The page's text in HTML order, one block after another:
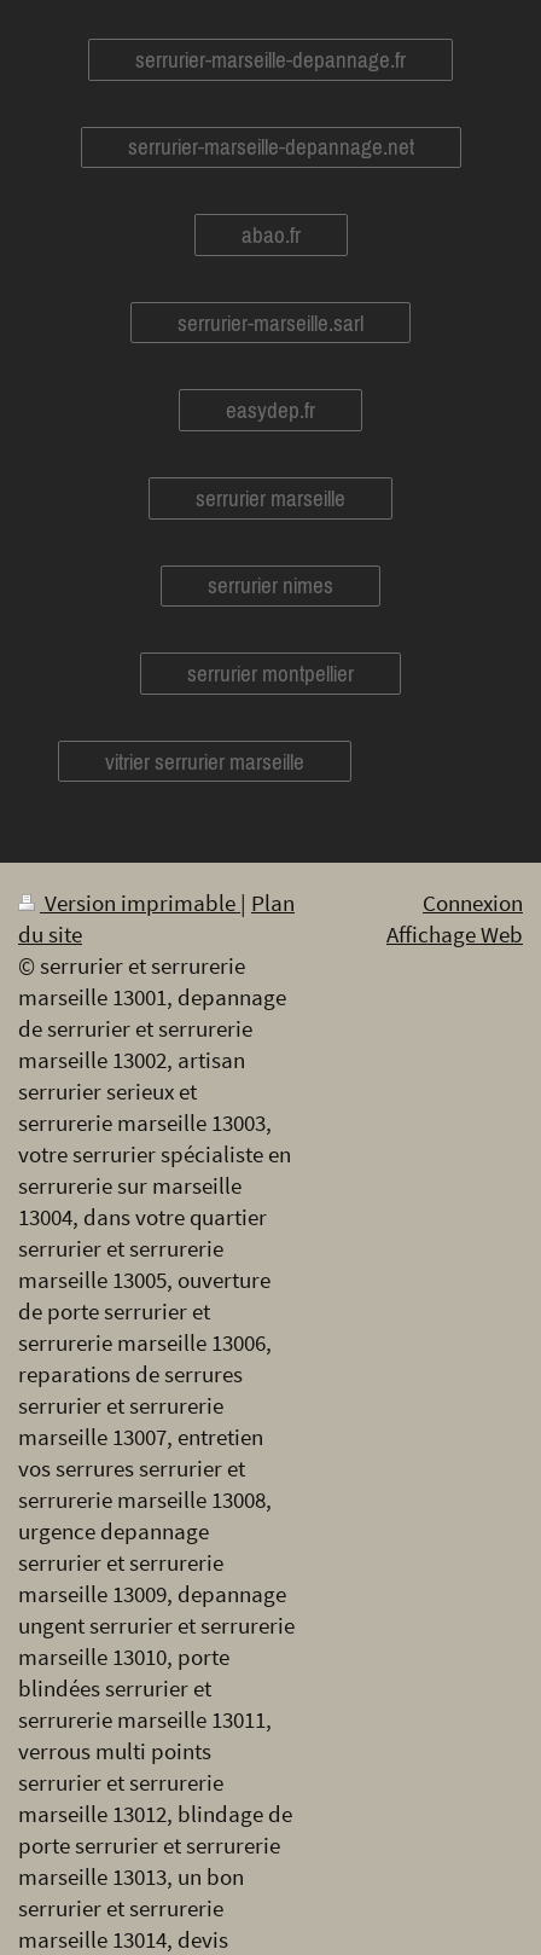
serrurier-marseille-depannage.fr
serrurier-marseille-depannage.net
abao.fr
serrurier-marseille.sarl
easydep.fr
serrurier marseille
serrurier nimes
serrurier montpellier
vitrier serrurier marseille
Version imprimable | Plan
du site
© serrurier et serrurerie
marseille 13001, depannage
de serrurier et serrurerie
marseille 13002, artisan
serrurier serieux et
serrurerie marseille 13003,
votre serrurier spécialiste en
serrurerie sur marseille
13004, dans votre quartier
serrurier et serrurerie
marseille 13005, ouverture
de porte serrurier et
serrurerie marseille 13006,
reparations de serrures
serrurier et serrurerie
marseille 13007, entretien
vos serrures serrurier et
serrurerie marseille 13008,
urgence depannage
serrurier et serrurerie
marseille 13009, depannage
ungent serrurier et serrurerie
marseille 13010, porte
blindées serrurier et
serrurerie marseille 13011,
verrous multi points
serrurier et serrurerie
marseille 13012, blindage de
porte serrurier et serrurerie
marseille 13013, un bon
serrurier et serrurerie
marseille 13014, devis
Connexion
Affichage Web